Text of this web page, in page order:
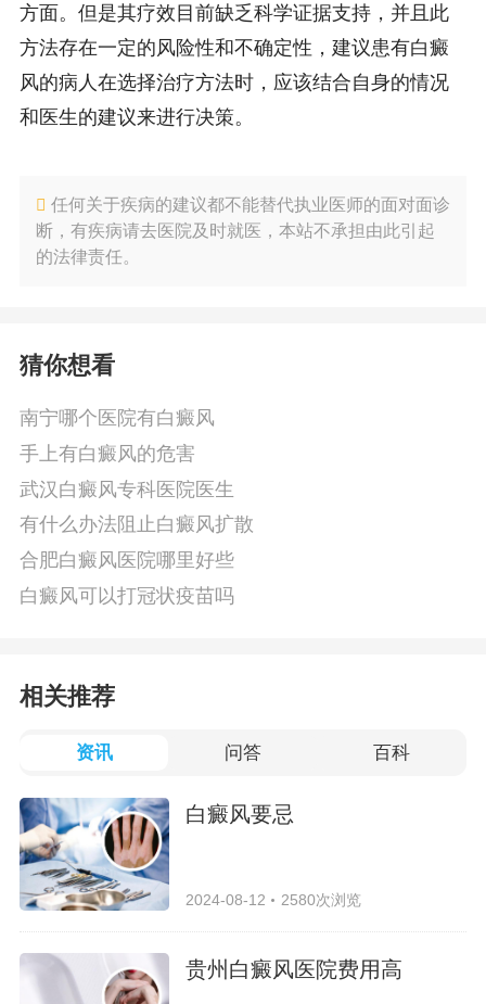
方面。但是其疗效目前缺乏科学证据支持，并且此
方法存在一定的风险性和不确定性，建议患有白癜
风的病人在选择治疗方法时，应该结合自身的情况
和医生的建议来进行决策。
任何关于疾病的建议都不能替代执业医师的面对面诊
断，有疾病请去医院及时就医，本站不承担由此引起
的法律责任。
猜你想看
南宁哪个医院有白癜风
手上有白癜风的危害
武汉白癜风专科医院医生
有什么办法阻止白癜风扩散
合肥白癜风医院哪里好些
白癜风可以打冠状疫苗吗
相关推荐
资讯 问答 百科
白癜风要忌
2024-08-12 2580次浏览
贵州白癜风医院费用高